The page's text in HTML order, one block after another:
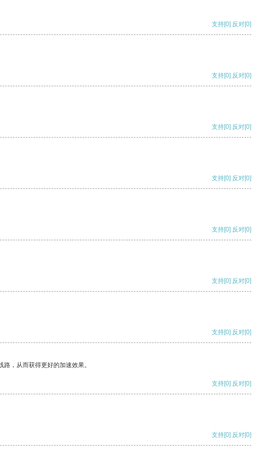
支持[0] 反对[0]
支持[0] 反对[0]
支持[0] 反对[0]
支持[0] 反对[0]
支持[0] 反对[0]
支持[0] 反对[0]
支持[0] 反对[0]
，从而获得更好的加速效果。
支持[0] 反对[0]
支持[0] 反对[0]